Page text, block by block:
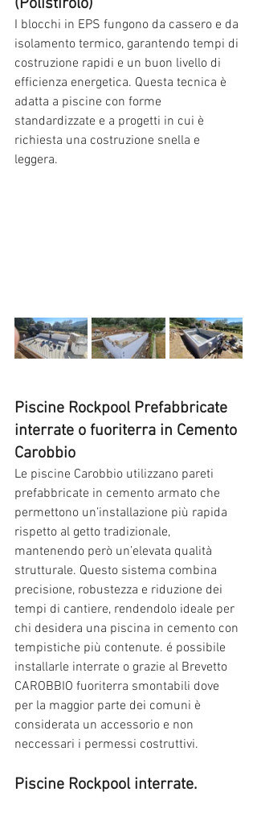
(Polistirolo)
I blocchi in EPS fungono da cassero e da
isolamento termico, garantendo tempi di
costruzione rapidi e un buon livello di
efficienza energetica. Questa tecnica è
adatta a piscine con forme
standardizzate e a progetti in cui è
richiesta una costruzione snella e
leggera.
Piscine Rockpool Prefabbricate
interrate o fuoriterra in Cemento
Carobbio
Le piscine Carobbio utilizzano pareti
prefabbricate in cemento armato che
permettono un’installazione più rapida
rispetto al getto tradizionale,
mantenendo però un’elevata qualità
strutturale. Questo sistema combina
precisione, robustezza e riduzione dei
tempi di cantiere, rendendolo ideale per
chi desidera una piscina in cemento con
tempistiche più contenute. é possibile
installarle interrate o grazie al Brevetto
CAROBBIO fuoriterra smontabili dove
per la maggior parte dei comuni è
considerata un accessorio e non
neccessari i permessi costruttivi.
Piscine Rockpool interrate.